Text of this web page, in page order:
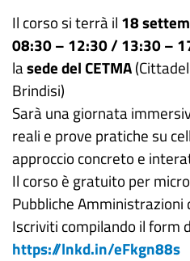
Il corso si terrà il 18
08:30 – 12:30 / 13:30 –
lasede del CETMA
Brindisi)
Sarà una giornata
reali e prove pratiche su
approccio concreto e
Il corso è gratuito per
Pubbliche Amministrazioni
Iscriviti compilando il form
https://lnkd.in/eFkgn88s